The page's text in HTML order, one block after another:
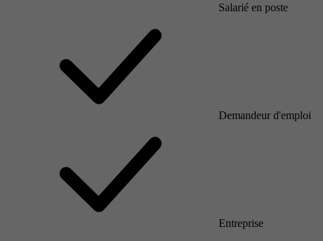
Salarié en poste
Demandeur d'emploi
Entreprise